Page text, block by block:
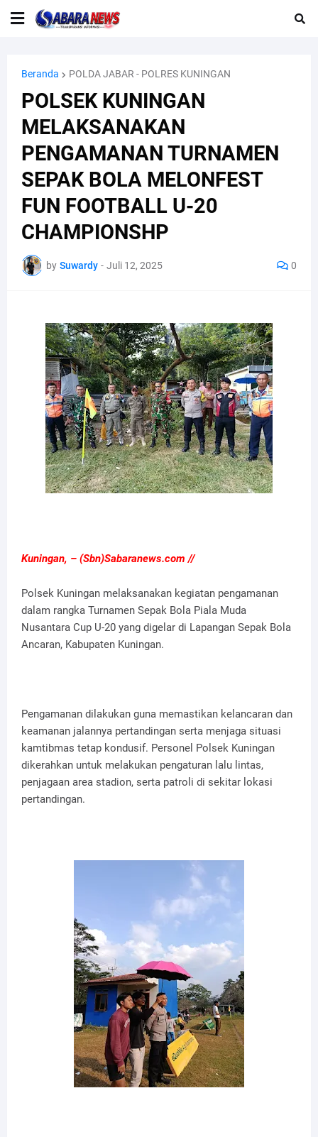
Beranda POLDA JABAR - POLRES KUNINGAN
POLSEK KUNINGAN
MELAKSANAKAN
PENGAMANAN TURNAMEN
SEPAK BOLA MELONFEST
FUN FOOTBALL U-20
CHAMPIONSHP
by Suwardy - Juli 12, 2025 0
Kuningan, – (Sbn)Sabaranews.com //
Polsek Kuningan melaksanakan kegiatan pengamanan
dalam rangka Turnamen Sepak Bola Piala Muda
Nusantara Cup U-20 yang digelar di Lapangan Sepak Bola
Ancaran, Kabupaten Kuningan.
Pengamanan dilakukan guna memastikan kelancaran dan
keamanan jalannya pertandingan serta menjaga situasi
kamtibmas tetap kondusif. Personel Polsek Kuningan
dikerahkan untuk melakukan pengaturan lalu lintas,
penjagaan area stadion, serta patroli di sekitar lokasi
pertandingan.